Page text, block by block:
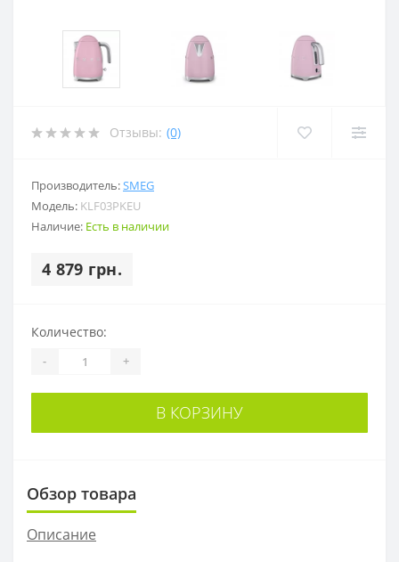
Отзывы: (0)
Производитель:SMEG
Модель: KLF03PKEU
Наличие: Есть в наличии
4 879 грн.
Количество:
- +
В КОРЗИНУ
Обзор товара
Описание